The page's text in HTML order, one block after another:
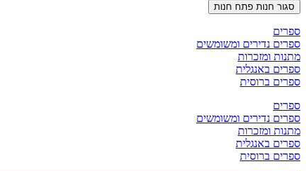
סגור חנות פתח חנות
ספרים
ספרים נדירים ומשומשים
מתנות ומזכרות
ספרים באנגלית
ספרים ברוסית
ספרים
ספרים נדירים ומשומשים
מתנות ומזכרות
ספרים באנגלית
ספרים ברוסית